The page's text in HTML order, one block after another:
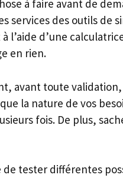
à faire avant de
services des outils de
à l’aide d’une
en rien.
avant toute
la nature de vos
fois. De plus,
de tester différentes